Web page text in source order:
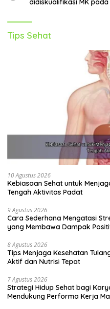
didiskualifikasi MK
Tips Sehat
10 Agustus 2026
Kebiasaan Sehat untuk
Tengah Aktivitas Padat
9 Agustus 2026
Cara Sederhana Mengatasi
yang Membawa Dampak
8 Agustus 2026
Tips Menjaga Kesehatan
Aktif dan Nutrisi Tepat
7 Agustus 2026
Strategi Hidup Sehat bagi
Mendukung Performa Kerja